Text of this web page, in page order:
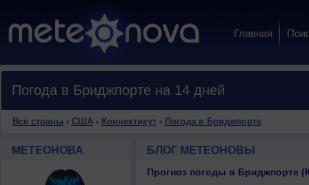
Главная
Погода в Бриджпорте на 14 дней
Все страны › США› Коннектикут› Погода в Бриджпорте
МЕТЕОНОВА БЛОГ МЕТЕОНОВЫ
Прогноз погоды в Бриджпорте